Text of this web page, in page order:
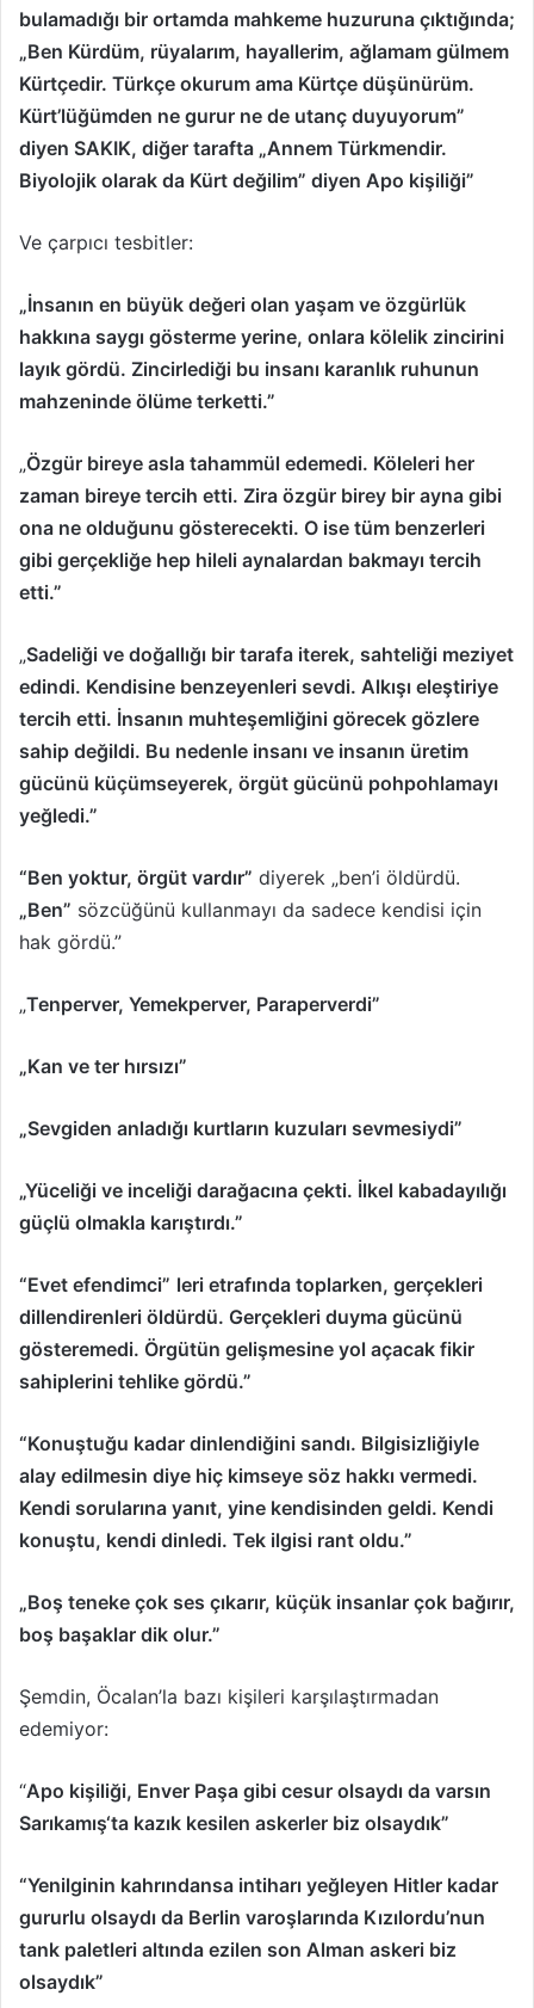
bulamadığı bir ortamda mahkeme huzuruna çıktığında;
„Ben Kürdüm, rüyalarım, hayallerim, ağlamam gülmem
Kürtçedir. Türkçe okurum ama Kürtçe düşünürüm.
Kürt’lüğümden ne gurur ne de utanç duyuyorum”
diyen SAKIK, diğer tarafta „Annem Türkmendir.
Biyolojik olarak da Kürt değilim” diyen Apo kişiliği”
Ve çarpıcı tesbitler:
„İnsanın en büyük değeri olan yaşam ve özgürlük
hakkına saygı gösterme yerine, onlara kölelik zincirini
layık gördü. Zincirlediği bu insanı karanlık ruhunun
mahzeninde ölüme terketti.”
„Özgür bireye asla tahammül edemedi. Köleleri her
zaman bireye tercih etti. Zira özgür birey bir ayna gibi
ona ne olduğunu gösterecekti. O ise tüm benzerleri
gibi gerçekliğe hep hileli aynalardan bakmayı tercih
etti.”
„Sadeliği ve doğallığı bir tarafa iterek, sahteliği meziyet
edindi. Kendisine benzeyenleri sevdi. Alkışı eleştiriye
tercih etti. İnsanın muhteşemliğini görecek gözlere
sahip değildi. Bu nedenle insanı ve insanın üretim
gücünü küçümseyerek, örgüt gücünü pohpohlamayı
yeğledi.”
“Ben yoktur, örgüt vardır” diyerek „ben’i öldürdü.
„Ben” sözcüğünü kullanmayı da sadece kendisi için
hak gördü.”
„Tenperver, Yemekperver, Paraperverdi”
„Kan ve ter hırsızı”
„Sevgiden anladığı kurtların kuzuları sevmesiydi”
„Yüceliği ve inceliği darağacına çekti. İlkel kabadayılığı
güçlü olmakla karıştırdı.”
“Evet efendimci” leri etrafında toplarken, gerçekleri
dillendirenleri öldürdü. Gerçekleri duyma gücünü
gösteremedi. Örgütün gelişmesine yol açacak fikir
sahiplerini tehlike gördü.”
“Konuştuğu kadar dinlendiğini sandı. Bilgisizliğiyle
alay edilmesin diye hiç kimseye söz hakkı vermedi.
Kendi sorularına yanıt, yine kendisinden geldi. Kendi
konuştu, kendi dinledi. Tek ilgisi rant oldu.”
„Boş teneke çok ses çıkarır, küçük insanlar çok bağırır,
boş başaklar dik olur.”
Şemdin, Öcalan’la bazı kişileri karşılaştırmadan
edemiyor:
“Apo kişiliği, Enver Paşa gibi cesur olsaydı da varsın
Sarıkamış‘ta kazık kesilen askerler biz olsaydık”
“Yenilginin kahrındansa intiharı yeğleyen Hitler kadar
gururlu olsaydı da Berlin varoşlarında Kızılordu’nun
tank paletleri altında ezilen son Alman askeri biz
olsaydık”